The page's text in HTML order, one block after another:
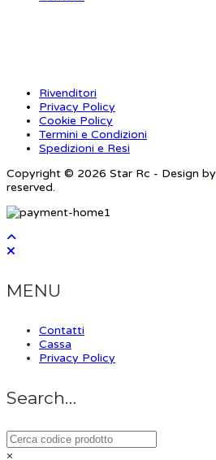
Rivenditori
Privacy Policy
Cookie Policy
Termini e Condizioni
Spedizioni e Resi
Copyright © 2026 Star Rc - Design by
reserved.
MENU
Contatti
Cassa
Privacy Policy
Search…
×